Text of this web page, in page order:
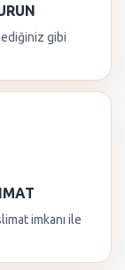
gibi
imkanı ile